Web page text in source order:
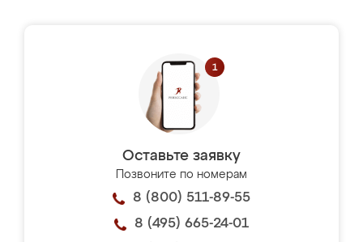
Оставьте заявку
Позвоните по номерам
8 (800) 511-89-55
8 (495) 665-24-01